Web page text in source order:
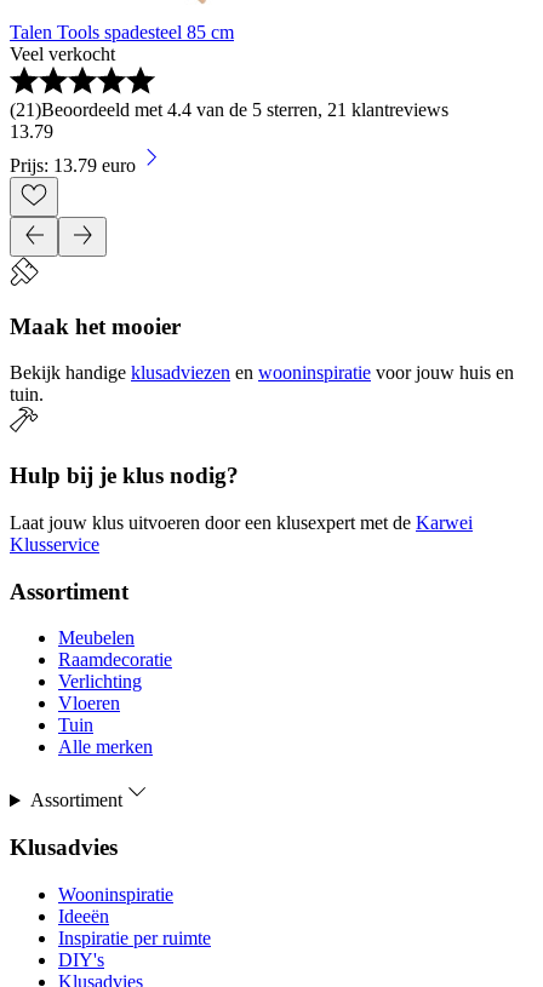
Talen Tools spadesteel 85 cm
Veel verkocht
(21)Beoordeeld met 4.4 van de 5 sterren, 21 klantreviews
13.79
Prijs: 13.79 euro
Maak het mooier
Bekijk handige klusadviezen en wooninspiratie voor jouw huis en
tuin.
Hulp bij je klus nodig?
Laat jouw klus uitvoeren door een klusexpert met de Karwei
Klusservice
Assortiment
Meubelen
Raamdecoratie
Verlichting
Vloeren
Tuin
Alle merken
Assortiment
Klusadvies
Wooninspiratie
Ideeën
Inspiratie per ruimte
DIY's
Klusadvies